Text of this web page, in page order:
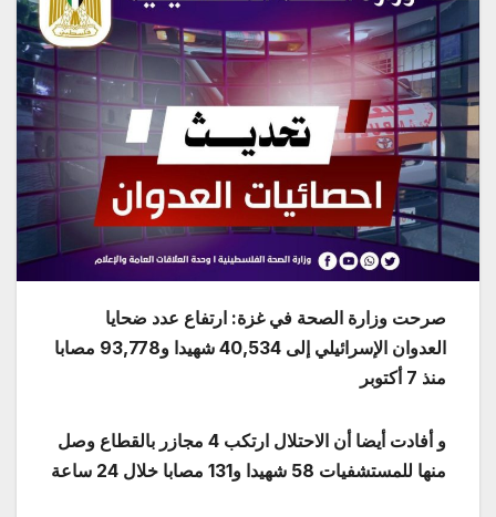
صرحت وزارة الصحة في غزة: ارتفاع عدد ضحايا
العدوان الإسرائيلي إلى 40,534 شهيدا و93,778 مصابا
منذ 7 أكتوبر
و أفادت أيضا أن الاحتلال ارتكب 4 مجازر بالقطاع وصل
منها للمستشفيات 58 شهيدا و131 مصابا خلال 24 ساعة